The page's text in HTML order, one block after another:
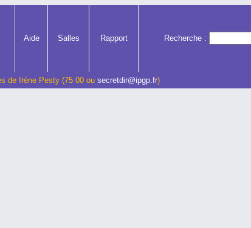
Aide Salles Rapport Recherche :
de Irène Pesty (75 00 ou secretdir@ipgp.fr)